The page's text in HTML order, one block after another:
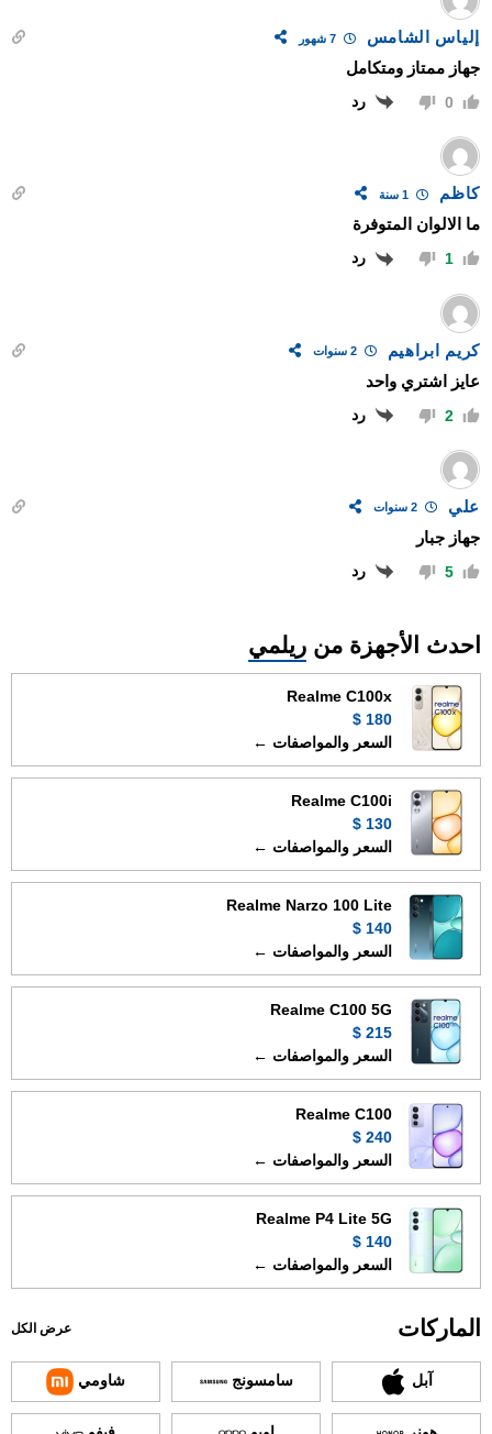
إلياس الشامس 7 شهور
جهاز ممتاز ومتكامل
0 رد
كاظم
ما الالوان المتوفرة
1 رد
كريم ابراهيم 2 سنوات
عايز اشتري واحد
2 رد
علي 2 سنوات
جهاز جبار
5 رد
احدث الأجهزة من ريلمي
Realme C100x
180 $
السعر والمواصفات ←
Realme C100i
130 $
السعر والمواصفات ←
Realme Narzo 100 Lite
140 $
السعر والمواصفات ←
Realme C100 5G
215 $
السعر والمواصفات ←
Realme C100
240 $
السعر والمواصفات ←
Realme P4 Lite 5G
140 $
السعر والمواصفات ←
الماركات عرض الكل
آبل سامسونج شاومي